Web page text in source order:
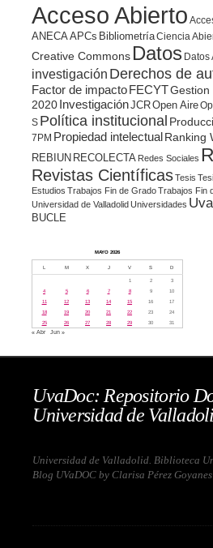
Acceso Abierto
ANECA APCs BibliometríaCiencia
Creative Commons Datos Datos
investigación Derechos de
Factor de impacto FECYTGestion
2020 InvestigaciónJCROpen Aire
S Política institucional
7PM Propiedad intelectualRanking
REBIUN RECOLECTA Redes Sociales
Revistas CientíficasTesis
Estudios Trabajos Fin de GradoTrabajos Fin
Universidad de ValladolidUniversidades
BUCLE
MAYO 2026
L M X J V S D
1 2
3
4
5 6 7 8 9
10
11
12 13 14 15 16
17
18
19 20 21 22 23
24
25
26 27 28 29 30 31
« Abr Jun »
UvaDoc: Repositorio
Universidad de
Universidad de Valladolid. Biblioteca
Blog UVaDOC by Clarisa Pérez